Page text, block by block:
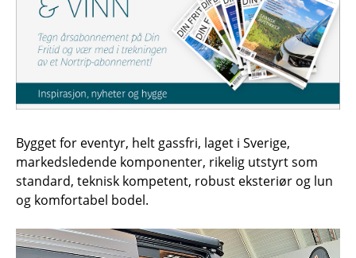
Bygget for eventyr, helt gassfri, laget i Sverige,
markedsledende komponenter, rikelig utstyrt som
standard, teknisk kompetent, robust eksteriør og lun
og komfortabel bodel.